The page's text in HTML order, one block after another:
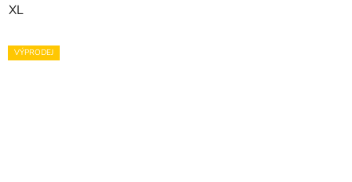
XL
VÝPRODEJ